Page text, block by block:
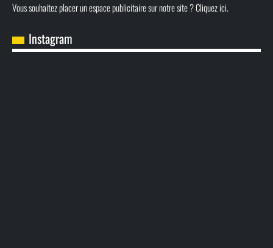
Vous souhaitez placer un espace publicitaire sur notre site ? Cliquez ici.
Instagram